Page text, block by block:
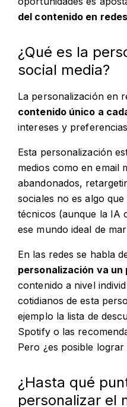
del contenido en
¿Qué es la
social media?
La personalización en
contenido único a
intereses y
Esta personalización
medios como en email
abandonados,
sociales no es algo
técnicos (aunque la IA
ese mundo ideal de
En las redes se habla
personalización va un
contenido a nivel
cotidianos de esta
ejemplo la lista de
Spotify o las
Pero ¿es posible
¿Hasta qué
personalizar el